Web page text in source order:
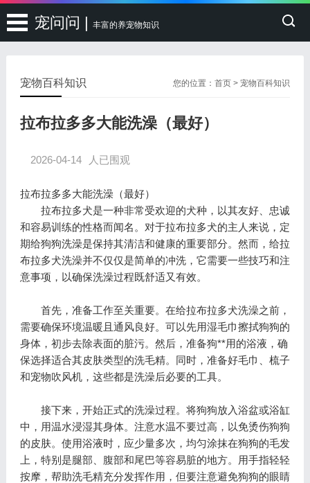
宠问问 | 丰富的养宠物知识
您的位置：首页 >宠物百科知识
宠物百科知识
拉布拉多多大能洗澡（最好）
2026-04-14 人已围观
拉布拉多多大能洗澡（最好）
拉布拉多犬是一种非常受欢迎的犬种，以其友好、忠诚
和容易训练的性格而闻名。对于拉布拉多犬的主人来说，定
期给狗狗洗澡是保持其清洁和健康的重要部分。然而，给拉
布拉多犬洗澡并不仅仅是简单的冲洗，它需要一些技巧和注
意事项，以确保洗澡过程既舒适又有效。
首先，准备工作至关重要。在给拉布拉多犬洗澡之前，
需要确保环境温暖且通风良好。可以先用湿毛巾擦拭狗狗的
身体，初步去除表面的脏污。然后，准备狗**用的浴液，确
保选择适合其皮肤类型的洗毛精。同时，准备好毛巾、梳子
和宠物吹风机，这些都是洗澡后必要的工具。
接下来，开始正式的洗澡过程。将狗狗放入浴盆或浴缸
中，用温水浸湿其身体。注意水温不要过高，以免烫伤狗狗
的皮肤。使用浴液时，应少量多次，均匀涂抹在狗狗的毛发
上，特别是腿部、腹部和尾巴等容易脏的地方。用手指轻轻
按摩，帮助洗毛精充分发挥作用，但要注意避免狗狗的眼睛